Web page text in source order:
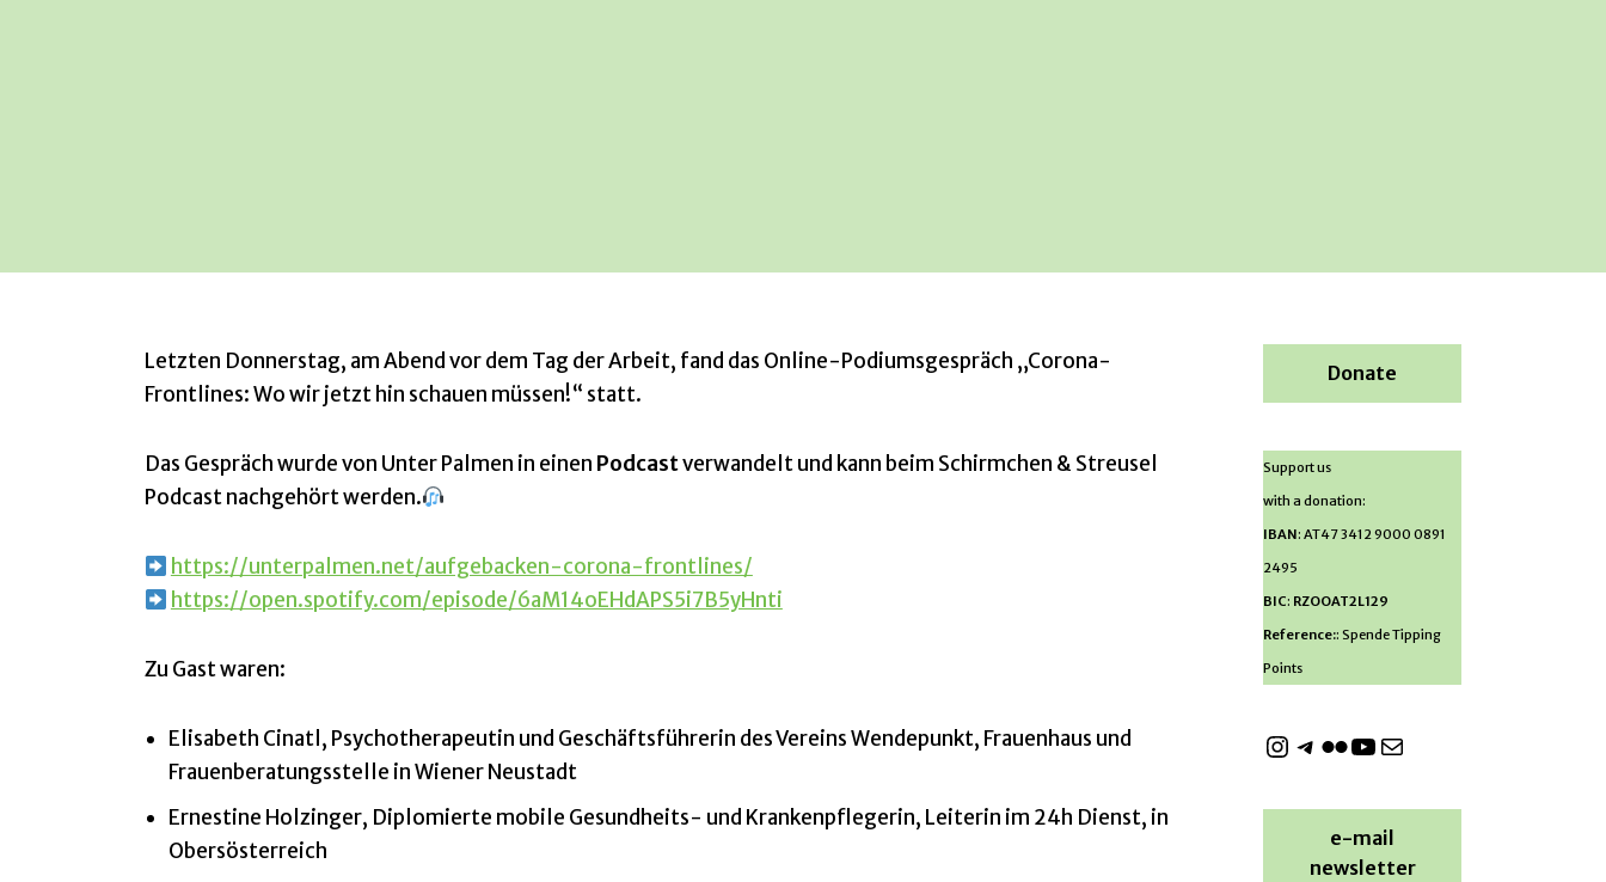
Letzten Donnerstag, am Abend vor dem Tag der Arbeit, fand das Online-Podiumsgespräch „Corona-
Frontlines: Wo wir jetzt hin schauen müssen!“ statt.
Das Gespräch wurde von Unter Palmen in einen Podcastverwandelt und kann beim Schirmchen & Streusel
Podcast nachgehört werden.
https://unterpalmen.net/aufgebacken-corona-frontlines/
https://open.spotify.com/episode/6aM14oEHdAPS5i7B5yHnti
Zu Gast waren:
Elisabeth Cinatl, Psychotherapeutin und Geschäftsführerin des Vereins Wendepunkt, Frauenhaus und
Frauenberatungsstelle in Wiener Neustadt
Ernestine Holzinger, Diplomierte mobile Gesundheits- und Krankenpflegerin, Leiterin im 24h Dienst, in
Obersösterreich
Donate
Support us
with a donation:
IBAN: AT47 3412 9000 0891
2495
BIC: RZOOAT2L129
Reference:: Spende Tipping
Points
e-mail
newsletter